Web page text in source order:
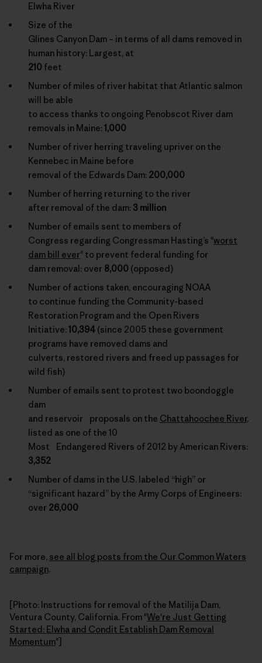
Elwha River
Size of the
Glines Canyon Dam – in terms of all dams removed in
human history: Largest, at
210 feet
Number of miles of river habitat that Atlantic salmon
will be able
to access thanks to ongoing Penobscot River dam
removals in Maine: 1,000
Number of river herring traveling upriver on the
Kennebec in Maine before
removal of the Edwards Dam: 200,000
Number of herring returning to the river
after removal of the dam: 3 million
Number of emails sent to members of
Congress regarding Congressman Hasting’s "worst
dam bill ever" to prevent federal funding for
dam removal: over 8,000 (opposed)
Number of actions taken, encouraging NOAA
to continue funding the Community-based
Restoration Program and the Open Rivers
Initiative: 10,394 (since 2005 these government
programs have removed dams and
culverts, restored rivers and freed up passages for
wild fish)
Number of emails sent to protest two boondoggle
dam
and reservoir proposals on the Chattahoochee River,
listed as one of the 10
Most Endangered Rivers of 2012 by American Rivers:
3,352
Number of dams in the U.S. labeled “high” or
“significant hazard” by the Army Corps of Engineers:
over 26,000
For more, see all blog posts from the Our Common Waters
campaign.
[Photo: Instructions for removal of the Matilija Dam,
Ventura County, California. From "We're Just Getting
Started: Elwha and Condit Establish Dam Removal
Momentum"]